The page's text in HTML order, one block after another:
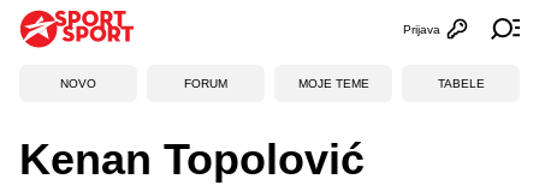
Otvori
Prijava
NOVO FORUM MOJE TEME TABELE
Kenan Topolović